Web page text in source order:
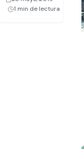
1 min de lectura